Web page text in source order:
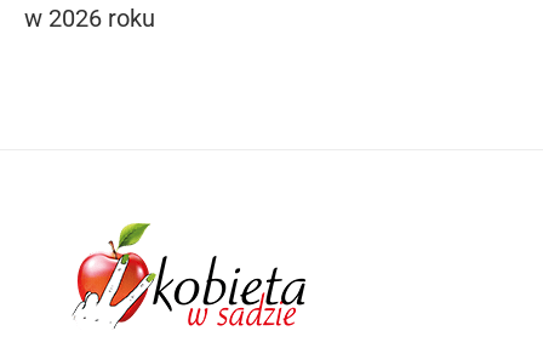
w 2026 roku